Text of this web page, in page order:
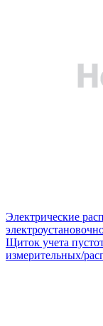
Электрические
Щиток учета
измерительных/